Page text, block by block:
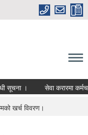
। सेवा करारमा
खर्च विवरण।